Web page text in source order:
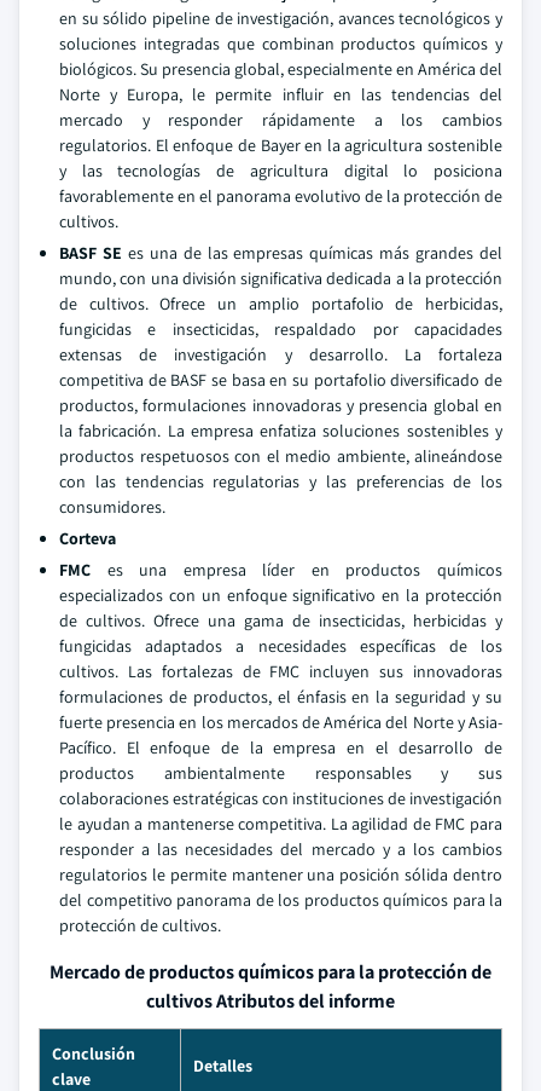
en su sólido pipeline de investigación, avances tecnológicos y
soluciones integradas que combinan productos químicos y
biológicos. Su presencia global, especialmente en América del
Norte y Europa, le permite influir en las tendencias del
mercado y responder rápidamente a los cambios
regulatorios. El enfoque de Bayer en la agricultura sostenible
y las tecnologías de agricultura digital lo posiciona
favorablemente en el panorama evolutivo de la protección de
cultivos.
BASF SE es una de las empresas químicas más grandes del
mundo, con una división significativa dedicada a la protección
de cultivos. Ofrece un amplio portafolio de herbicidas,
fungicidas e insecticidas, respaldado por capacidades
extensas de investigación y desarrollo. La fortaleza
competitiva de BASF se basa en su portafolio diversificado de
productos, formulaciones innovadoras y presencia global en
la fabricación. La empresa enfatiza soluciones sostenibles y
productos respetuosos con el medio ambiente, alineándose
con las tendencias regulatorias y las preferencias de los
consumidores.
Corteva
FMC es una empresa líder en productos químicos
especializados con un enfoque significativo en la protección
de cultivos. Ofrece una gama de insecticidas, herbicidas y
fungicidas adaptados a necesidades específicas de los
cultivos. Las fortalezas de FMC incluyen sus innovadoras
formulaciones de productos, el énfasis en la seguridad y su
fuerte presencia en los mercados de América del Norte y Asia-
Pacífico. El enfoque de la empresa en el desarrollo de
productos ambientalmente responsables y sus
colaboraciones estratégicas con instituciones de investigación
le ayudan a mantenerse competitiva. La agilidad de FMC para
responder a las necesidades del mercado y a los cambios
regulatorios le permite mantener una posición sólida dentro
del competitivo panorama de los productos químicos para la
protección de cultivos.
Mercado de productos químicos para la protección de
cultivos Atributos del informe
Conclusión
clave
Detalles